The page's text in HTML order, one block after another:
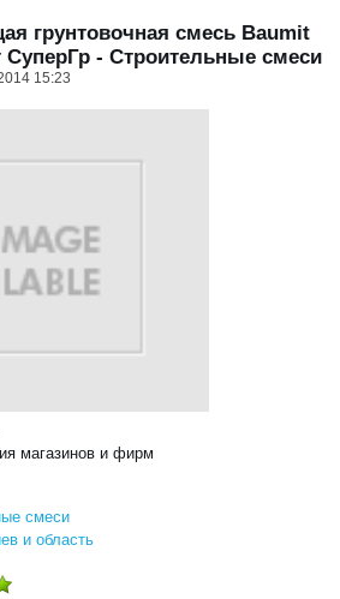
грунтовочная смесь Baumit
СуперГр - Строительные смеси
15:23
магазинов и фирм
смеси
и область